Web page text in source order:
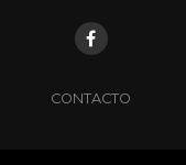
CONTACTO